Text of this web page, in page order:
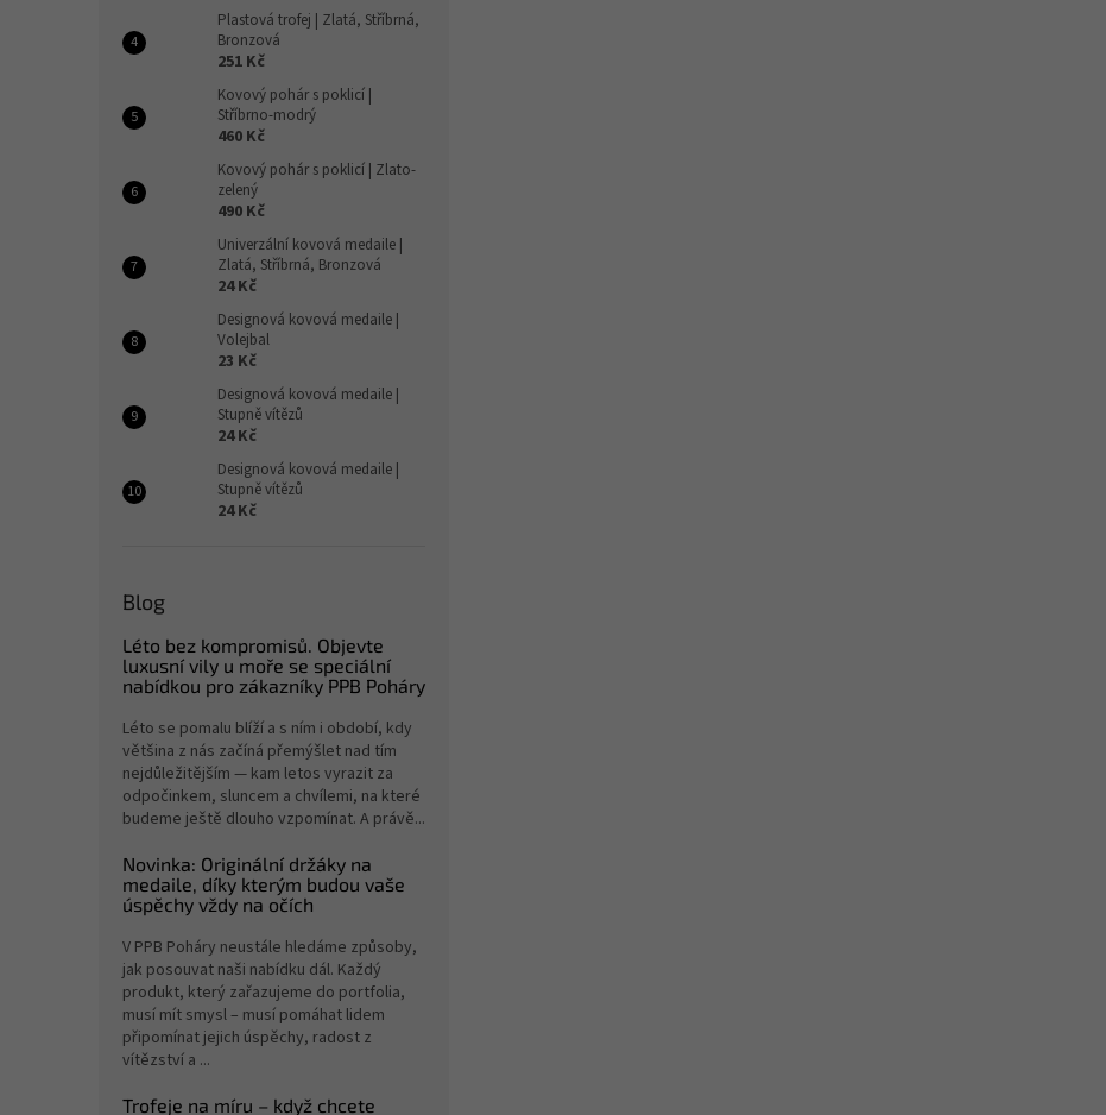
Plastová trofej | Zlatá, Stříbrná,
Bronzová
251 Kč
Kovový pohár s poklicí |
Stříbrno-modrý
460 Kč
Kovový pohár s poklicí | Zlato-
zelený
490 Kč
Univerzální kovová medaile |
Zlatá, Stříbrná, Bronzová
24 Kč
Designová kovová medaile |
Volejbal
23 Kč
Designová kovová medaile |
Stupně vítězů
24 Kč
Designová kovová medaile |
Stupně vítězů
24 Kč
Blog
Léto bez kompromisů. Objevte
luxusní vily u moře se speciální
nabídkou pro zákazníky PPB Poháry
Léto se pomalu blíží a s ním i období, kdy
většina z nás začíná přemýšlet nad tím
nejdůležitějším — kam letos vyrazit za
odpočinkem, sluncem a chvílemi, na které
budeme ještě dlouho vzpomínat. A právě...
Novinka: Originální držáky na
medaile, díky kterým budou vaše
úspěchy vždy na očích
V PPB Poháry neustále hledáme způsoby,
jak posouvat naši nabídku dál. Každý
produkt, který zařazujeme do portfolia,
musí mít smysl – musí pomáhat lidem
připomínat jejich úspěchy, radost z
vítězství a ...
Trofeje na míru – když chcete